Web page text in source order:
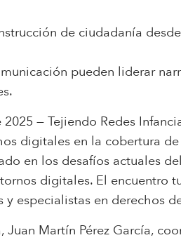
de ciudadanía
pueden liderar
— Tejiendo Redes
digitales en la cobertura
en los desafíos actuales
digitales. El
y especialistas en derechos
Juan Martín Pérez García,